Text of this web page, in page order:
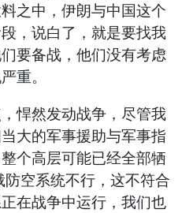
之中，伊朗与中国这个
，说白了，就是要找我
要备战，他们没有考虑
重。
悍然发动战争，尽管我
大的军事援助与军事指
个高层可能已经全部牺
空系统不行，这不符合
在战争中运行，我们也